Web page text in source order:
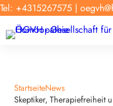
Tel: +4315267575 |
Tierarzt-Suche
Forschung
News
StartseiteNews
Skeptiker, Therapiefreiheit